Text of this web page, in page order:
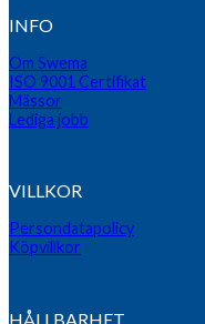
INFO
Om Swema
ISO 9001 Certifikat
Mässor
Lediga jobb
VILLKOR
Persondatapolicy
Köpvillkor
HÅLLBARHET